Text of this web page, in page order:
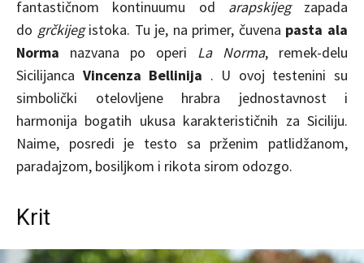
fantastičnom kontinuumu od arapskijeg zapada
do grčkijegistoka. Tu je, na primer, čuvena pasta ala
Norma nazvana po operi La Norma, remek-delu
Sicilijanca Vincenza Bellinija . U ovoj testenini su
simbolički otelovljene hrabra jednostavnost i
harmonija bogatih ukusa karakterističnih za Siciliju.
Naime, posredi je testo sa prženim patlidžanom,
paradajzom, bosiljkom i rikota sirom odozgo.
Krit